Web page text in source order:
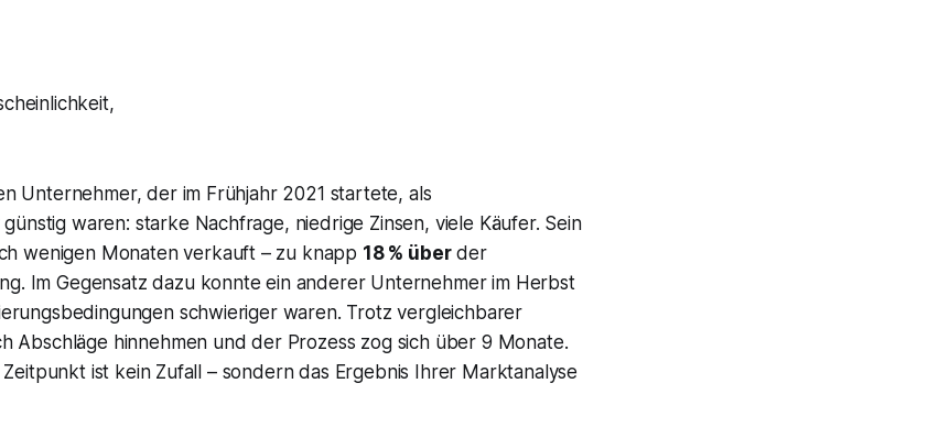
Unternehmer, der im Frühjahr 2021 startete, als
waren: starke Nachfrage, niedrige Zinsen, viele Käufer. Sein
wenigen Monaten verkauft – zu knapp 18 % überder
Im Gegensatz dazu konnte ein anderer Unternehmer im Herbst
schwieriger waren. Trotz vergleichbarer
Abschläge hinnehmen und der Prozess zog sich über 9 Monate.
ist kein Zufall – sondern das Ergebnis Ihrer Marktanalyse